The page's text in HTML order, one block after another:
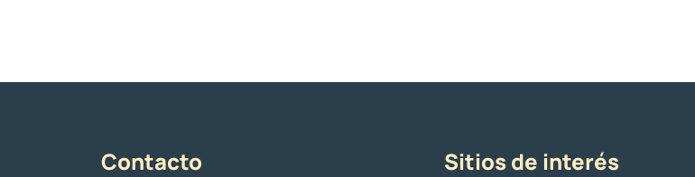
Contacto Sitios de interés